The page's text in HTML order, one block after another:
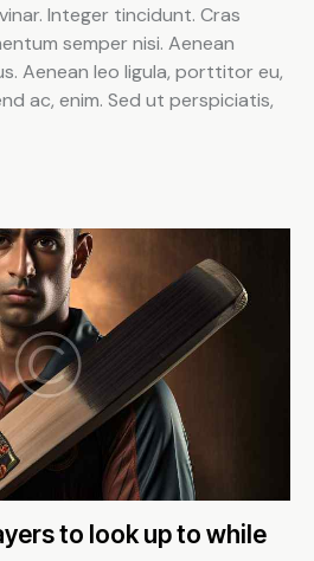
Integer tincidunt. Cras
semper nisi. Aenean
Aenean leo ligula, porttitor eu,
ac, enim. Sed ut perspiciatis,
to look up to while